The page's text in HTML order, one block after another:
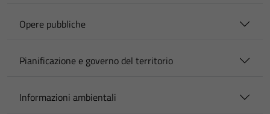
Opere pubbliche
Pianificazione e governo del territorio
Informazioni ambientali